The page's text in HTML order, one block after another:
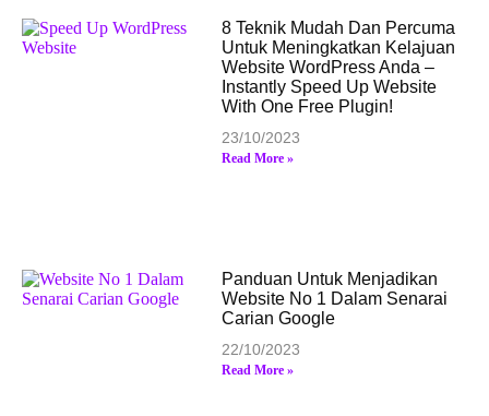
8 Teknik Mudah Dan Percuma
Untuk Meningkatkan Kelajuan
Website WordPress Anda –
Instantly Speed Up Website
With One Free Plugin!
23/10/2023
Read More »
Panduan Untuk Menjadikan
Website No 1 Dalam Senarai
Carian Google
22/10/2023
Read More »